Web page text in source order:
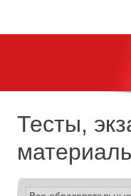
Тесты,